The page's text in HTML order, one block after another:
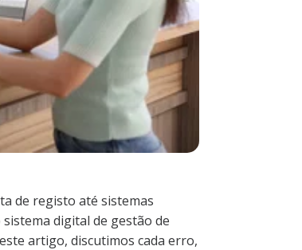
de registo até sistemas
digital de gestão de
artigo, discutimos cada erro,